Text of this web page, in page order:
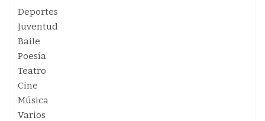
Deportes
Juventud
Baile
Poesía
Teatro
Cine
Música
Varios